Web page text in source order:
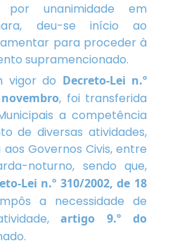
unanimidade em
deu-se início ao
para proceder à
supramencionado.
vigor do Decreto-Lei n.º
, foi transferida
a competência
de diversas atividades,
Governos Civis, entre
noturno, sendo que,
Lei n.º 310/2002, de 18
a necessidade de
artigo 9.º do